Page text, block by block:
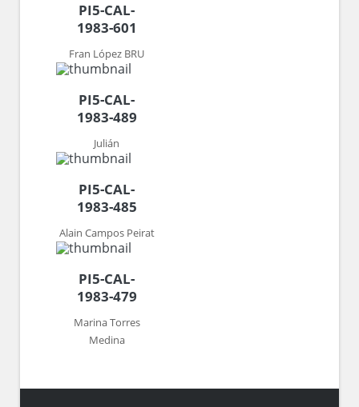
PI5-CAL-
1983-601
Fran López BRU
PI5-CAL-
1983-489
Julián
PI5-CAL-
1983-485
Alain Campos Peirat
PI5-CAL-
1983-479
Marina Torres
Medina